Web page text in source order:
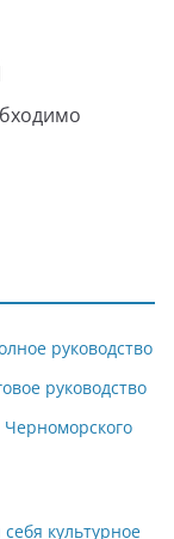
руководство
руководство
культурное